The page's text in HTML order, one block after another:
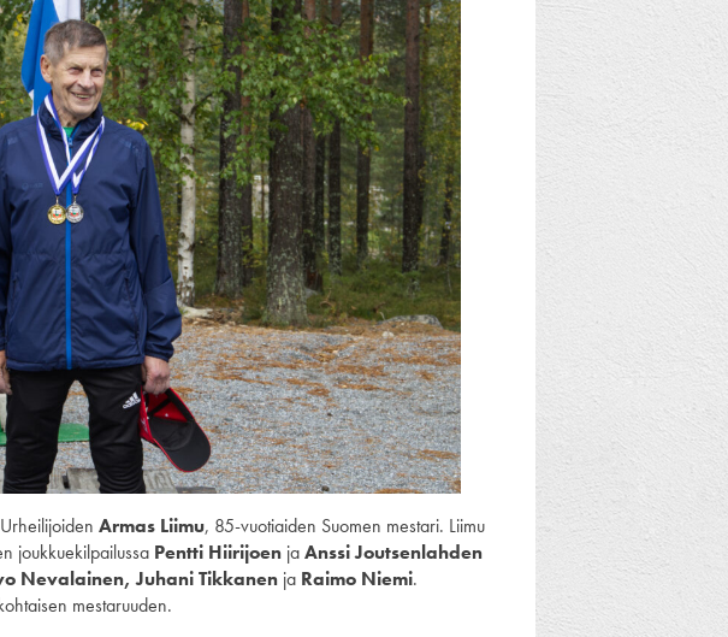
Armas Liimu, 85-vuotiaiden Suomen mestari. Liimu
joukkuekilpailussa Pentti Hiirijoen jaAnssi Joutsenlahden
Nevalainen, Juhani Tikkanen ja Raimo Niemi.
mestaruuden.